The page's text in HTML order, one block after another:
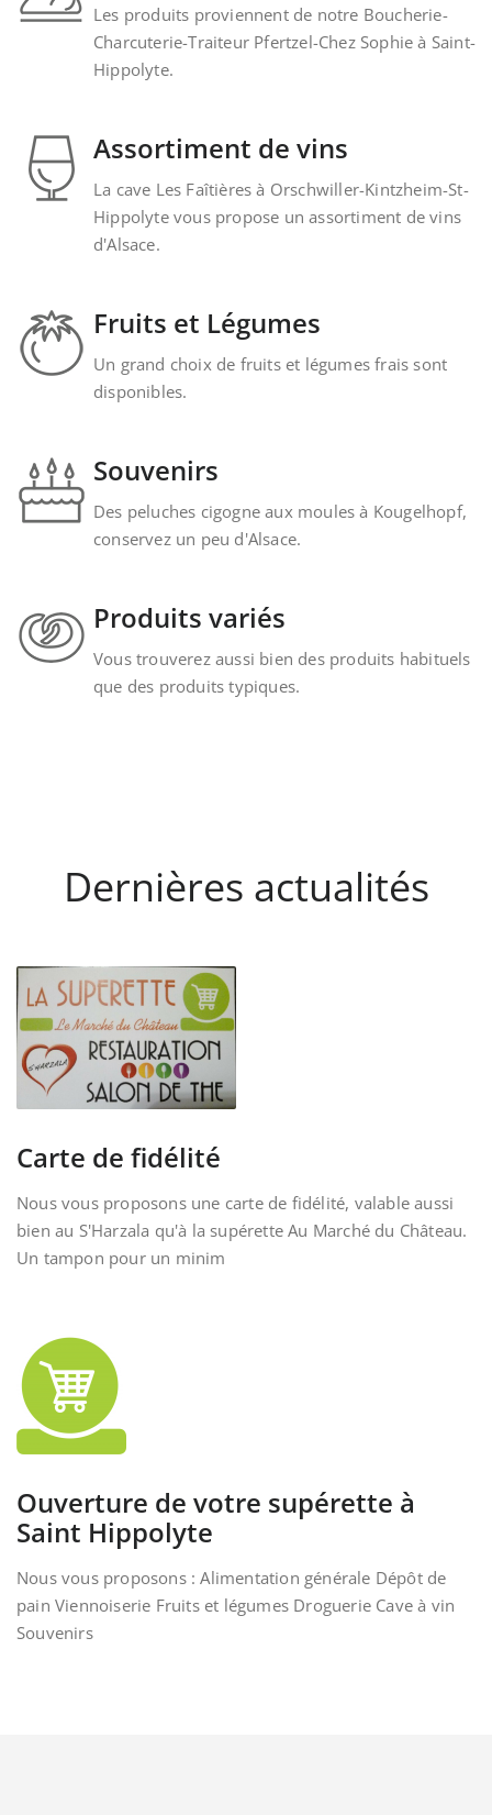
Les produits proviennent de notre Boucherie-
Charcuterie-Traiteur Pfertzel-Chez Sophie à Saint-
Hippolyte.
Assortiment de vins
La cave Les Faîtières à Orschwiller-Kintzheim-St-
Hippolyte vous propose un assortiment de vins
d'Alsace.
Fruits et Légumes
Un grand choix de fruits et légumes frais sont
disponibles.
Souvenirs
Des peluches cigogne aux moules à Kougelhopf,
conservez un peu d'Alsace.
Produits variés
Vous trouverez aussi bien des produits habituels
que des produits typiques.
Dernières actualités
Carte de fidélité
Nous vous proposons une carte de fidélité, valable aussi
bien au S'Harzala qu'à la supérette Au Marché du Château.
Un tampon pour un minim
Ouverture de votre supérette à
Saint Hippolyte
Nous vous proposons : Alimentation générale Dépôt de
pain Viennoiserie Fruits et légumes Droguerie Cave à vin
Souvenirs